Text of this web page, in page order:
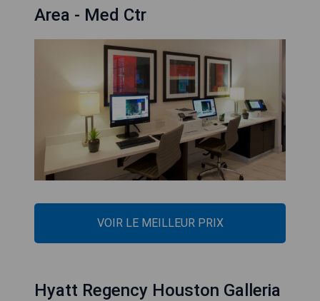
Area - Med Ctr
VOIR LE MEILLEUR PRIX
Hyatt Regency Houston Galleria